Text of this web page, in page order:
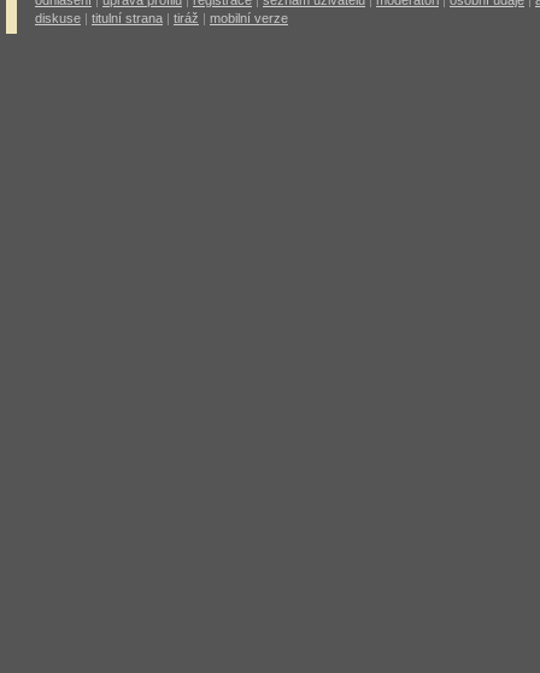
diskuse | titulní strana | tiráž | mobilní verze